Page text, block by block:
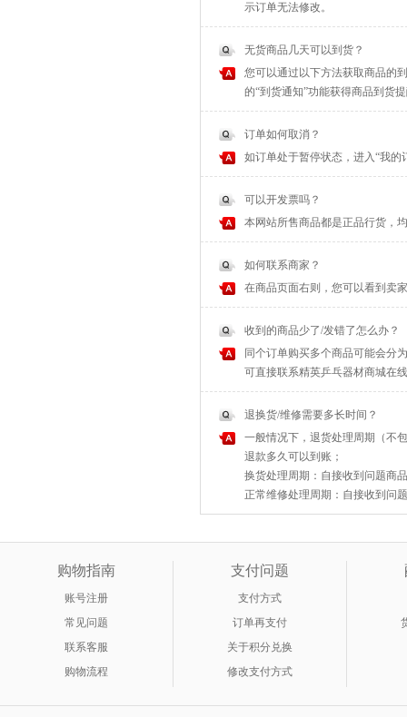
示订单无法修改。
无货商品几天可以到货？
您可以通过以下方法获取商品的
的“到货通知”功能获得商品到货
订单如何取消？
如订单处于暂停状态，进入“我
可以开发票吗？
本网站所售商品都是正品行货，
如何联系商家？
在商品页面右则，您可以看到卖
收到的商品少了/发错了怎么办？
同个订单购买多个商品可能会分
可直接联系精英乒乓器材商城在
退换货/维修需要多长时间？
一般情况下，退货处理周期（不
退款多久可以到账；
换货处理周期：自接收到问题商
正常维修处理周期：自接收到问
购物指南
账号注册
常见问题
联系客服
购物流程
支付问题
支付方式
订单再支付
关于积分兑换
修改支付方式